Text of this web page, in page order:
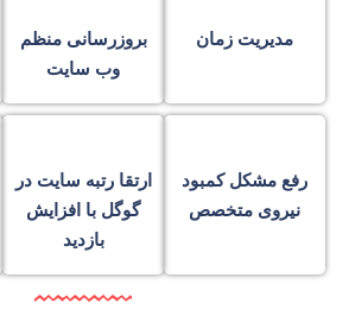
مدیریت زمان
بروزرسانی منظم
وب سایت
رفع مشکل کمبود
نیروی متخصص
ارتقا رتبه سایت در
گوگل با افزایش
بازدید